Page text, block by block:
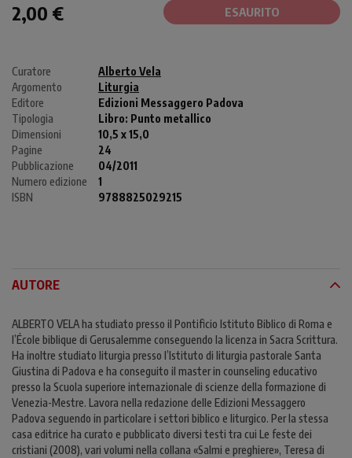
2,00 € ESAURITO
Curatore
Alberto Vela
Argomento
Liturgia
Editore
Edizioni Messaggero Padova
Tipologia
Libro: Punto metallico
Dimensioni
10,5 x 15,0
Pagine
24
Pubblicazione
04/2011
Numero edizione
1
ISBN
9788825029215
AUTORE
ALBERTO VELA ha studiato presso il Pontificio Istituto Biblico di Roma e
l’École biblique di Gerusalemme conseguendo la licenza in Sacra Scrittura.
Ha inoltre studiato liturgia presso l’Istituto di liturgia pastorale Santa
Giustina di Padova e ha conseguito il master in counseling educativo
presso la Scuola superiore internazionale di scienze della formazione di
Venezia-Mestre. Lavora nella redazione delle Edizioni Messaggero
Padova seguendo in particolare i settori biblico e liturgico. Per la stessa
casa editrice ha curato e pubblicato diversi testi tra cui Le feste dei
cristiani (2008), vari volumi nella collana «Salmi e preghiere», Teresa di